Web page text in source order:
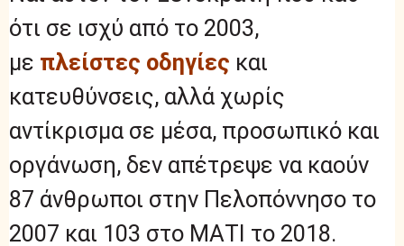
ότι σε ισχύ από το 2003,
με πλείστες οδηγίες και
κατευθύνσεις, αλλά χωρίς
αντίκρισμα σε μέσα, προσωπικό και
οργάνωση, δεν απέτρεψε να καούν
87 άνθρωποι στην Πελοπόννησο το
2007 και 103 στο ΜΑΤΙ το 2018.